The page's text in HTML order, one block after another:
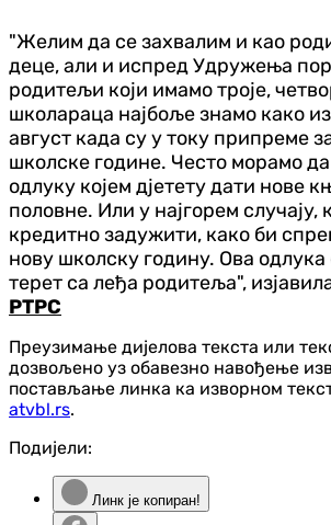
"Желим да се захвалим и као
деце, али и испред Удружења
родитељи који имамо троје,
школараца најбоље знамо како
август када су у току припреме
школске године. Често морамо
одлуку којем дјетету дати нове
половне. Или у најгорем случају,
кредитно задужити, како би
нову школску годину. Ова
терет са леђа родитеља",
РТРС
Преузимање дијелова текста или
дозвољено уз обавезно навођење
постављање линка ка изворном
atvbl.rs.
Подијели:
Линк је копиран!